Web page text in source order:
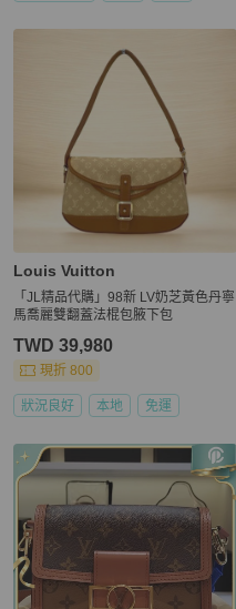
Louis Vuitton
「JL精品代購」98新 LV奶芝黃色丹寧
馬喬麗雙翻蓋法棍包腋下包
TWD 39,980
現折 800
狀況良好 本地 免運